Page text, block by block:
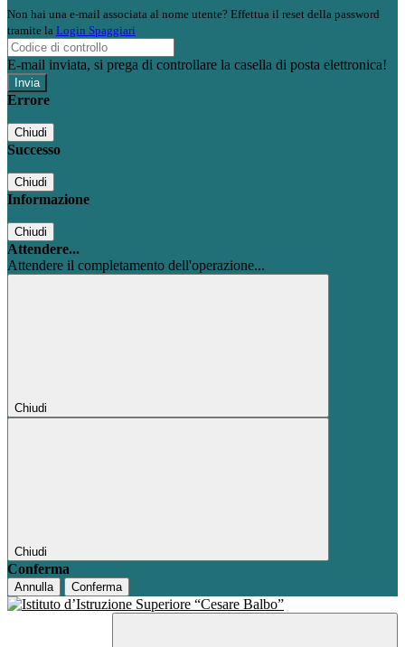
Non hai una e-mail associata al nome utente? Effettua il reset della password
tramite la Login Spaggiari
E-mail inviata, si prega di controllare la casella di posta elettronica!
Errore
Chiudi
Successo
Chiudi
Informazione
Chiudi
Attendere...
Attendere il completamento dell'operazione...
Chiudi
Chiudi
Conferma
Annulla Conferma